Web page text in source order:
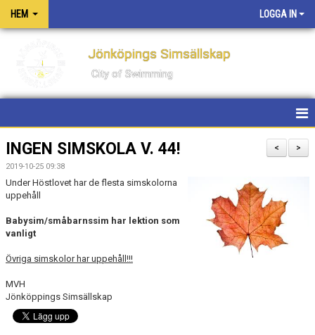
HEM LOGGA IN
Jönköpings Simsällskap
City of Swimming
HEM
NYHETER
KONTAKT
OM KLUBBEN
PM FÖR TÄVLINGAR OCH LÄGER
PRIVATLEKTIONER
>
<
INGEN SIMSKOLA V. 44!
2019-10-25 09:38
Under Höstlovet har de flesta simskolorna
uppehåll
Babysim/småbarnssim har lektion som
vanligt
Övriga simskolor har uppehåll!!!
MVH
Jönköppings Simsällskap